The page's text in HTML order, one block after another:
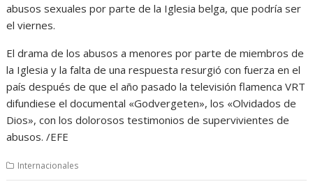
abusos sexuales por parte de la Iglesia belga, que podría ser
el viernes.
El drama de los abusos a menores por parte de miembros de
la Iglesia y la falta de una respuesta resurgió con fuerza en el
país después de que el año pasado la televisión flamenca VRT
difundiese el documental «Godvergeten», los «Olvidados de
Dios», con los dolorosos testimonios de supervivientes de
abusos. /EFE
Internacionales